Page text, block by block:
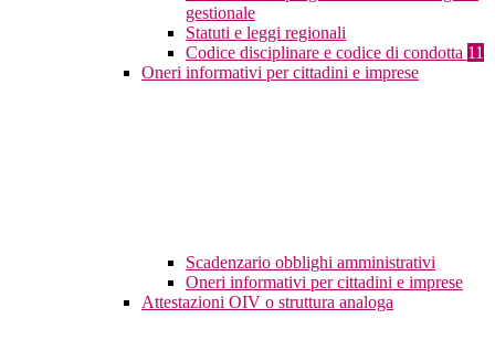
gestionale
Statuti e leggi regionali
Codice disciplinare e codice di condotta 11
Oneri informativi per cittadini e imprese
Scadenzario obblighi amministrativi
Oneri informativi per cittadini e imprese
Attestazioni OIV o struttura analoga